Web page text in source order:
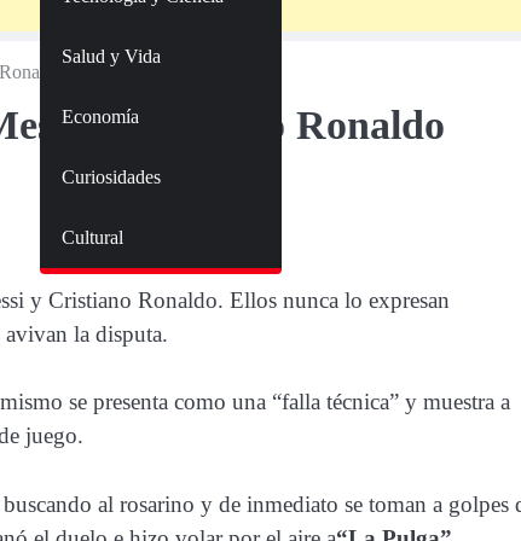
Salud y Vida
Economía
Curiosidades
Cultural
y Cristiano Ronaldo
y Cristiano Ronaldo. Ellos nunca lo expresan
avivan la disputa.
se presenta como una “falla técnica” y muestra a
juego.
al rosarino y de inmediato se toman a golpes